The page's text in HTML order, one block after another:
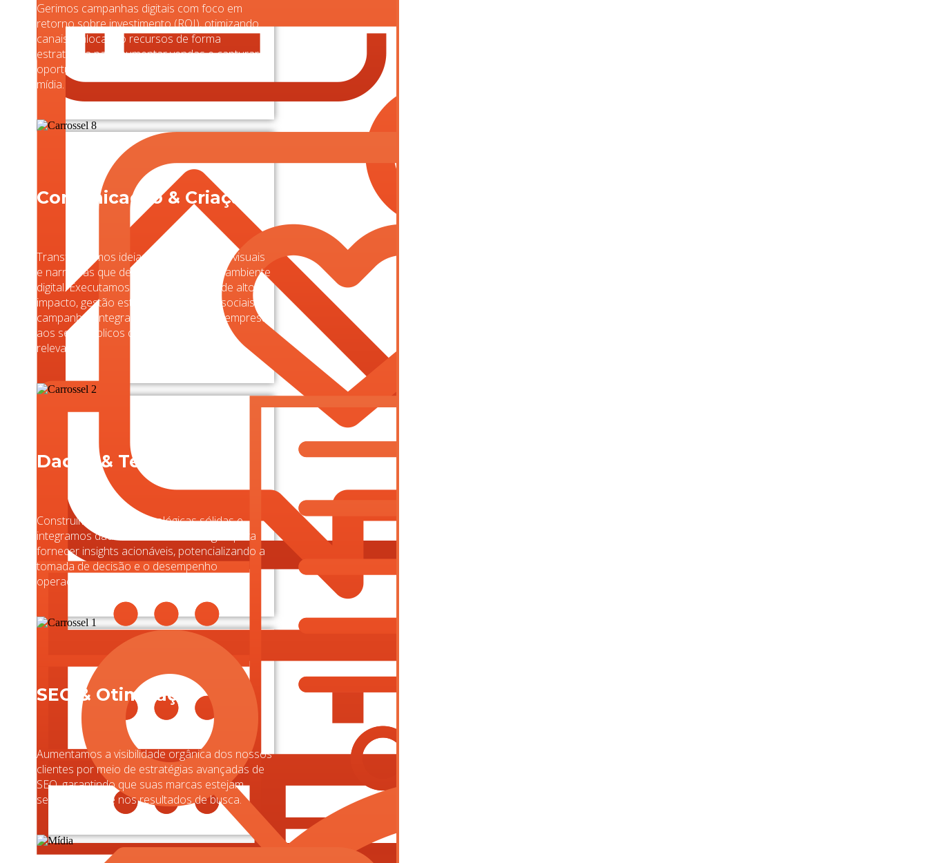
Gerimos campanhas digitais com foco em
retorno sobre investimento (ROI), otimizando
canais e alocando recursos de forma
estratégica para aumentar vendas e capturar
oportunidades nas principais plataformas de
mídia.
Comunicação & Criação
Transformamos ideias em experiências visuais
e narrativas que destacam marcas no ambiente
digital. Executamos produção criativa de alto
impacto, gestão estratégica de redes sociais e
campanhas integradas que conectam empresas
aos seus públicos de forma autêntica e
relevante.
Dados & Tech
Construímos bases tecnológicas sólidas e
integramos dados de forma estratégica para
fornecer insights acionáveis, potencializando a
tomada de decisão e o desempenho
operacional.
SEO & Otimização
Aumentamos a visibilidade orgânica dos nossos
clientes por meio de estratégias avançadas de
SEO, garantindo que suas marcas estejam
sempre à frente nos resultados de busca.